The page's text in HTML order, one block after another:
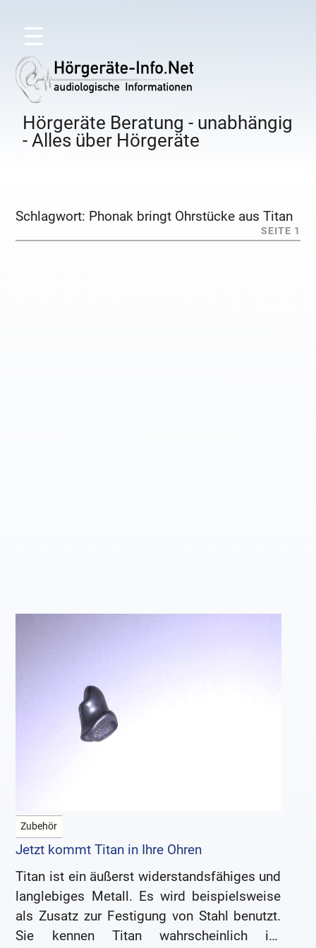
☰
Hörgeräte Beratung - unabhängig
- Alles über Hörgeräte
Schlagwort: Phonak bringt Ohrstücke aus Titan
SEITE 1
Zubehör
Jetzt kommt Titan in Ihre Ohren
Titan ist ein äußerst widerstandsfähiges und
langlebiges Metall. Es wird beispielsweise
als Zusatz zur Festigung von Stahl benutzt.
Sie kennen Titan wahrscheinlich im